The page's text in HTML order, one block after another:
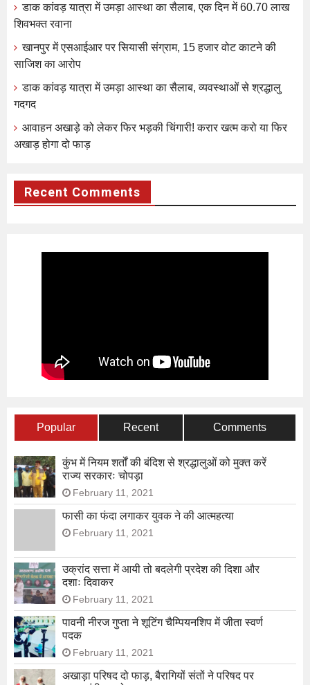
डाक कांवड़ यात्रा में उमड़ा आस्था का सैलाब, एक दिन में 60.70 लाख
शिवभक्त रवाना
खानपुर में एसआईआर पर सियासी संग्राम, 15 हजार वोट काटने की
साजिश का आरोप
डाक कांवड़ यात्रा में उमड़ा आस्था का सैलाब, व्यवस्थाओं से श्रद्धालु
गदगद
आवाहन अखाड़े को लेकर फिर भड़की चिंगारी! करार खत्म करो या फिर
अखाड़ होगा दो फाड़
Recent Comments
Popular Recent Comments
कुंभ में नियम शर्तों की बंदिश से श्रद्धालुओं को मुक्त करें
राज्य सरकारः चोपड़ा
February 11, 2021
फासी का फंदा लगाकर युवक ने की आत्महत्या
February 11, 2021
उक्रांद सत्ता में आयी तो बदलेगी प्रदेश की दिशा और
दशाः दिवाकर
February 11, 2021
पावनी नीरज गुप्ता ने शूटिंग चैम्पियनशिप में जीता स्वर्ण
पदक
February 11, 2021
अखाड़ा परिषद दो फाड़, बैरागियों संतों ने परिषद पर